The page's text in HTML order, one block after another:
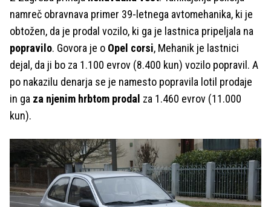
namreč obravnava primer 39-letnega avtomehanika, ki je
obtožen, da je prodal vozilo, ki ga je lastnica pripeljala na
popravilo. Govora je o Opel corsi, Mehanik je lastnici
dejal, da ji bo za 1.100 evrov (8.400 kun) vozilo popravil. A
po nakazilu denarja se je namesto popravila lotil prodaje
in ga za njenim hrbtom prodal za 1.460 evrov (11.000
kun).